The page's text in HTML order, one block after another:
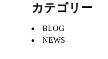
カテゴリー
BLOG
NEWS